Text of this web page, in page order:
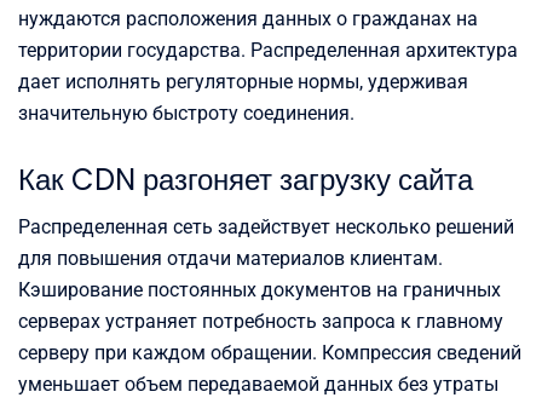
нуждаются расположения данных о гражданах на
территории государства. Распределенная архитектура
дает исполнять регуляторные нормы, удерживая
значительную быстроту соединения.
Как CDN разгоняет загрузку сайта
Распределенная сеть задействует несколько решений
для повышения отдачи материалов клиентам.
Кэширование постоянных документов на граничных
серверах устраняет потребность запроса к главному
серверу при каждом обращении. Компрессия сведений
уменьшает объем передаваемой данных без утраты